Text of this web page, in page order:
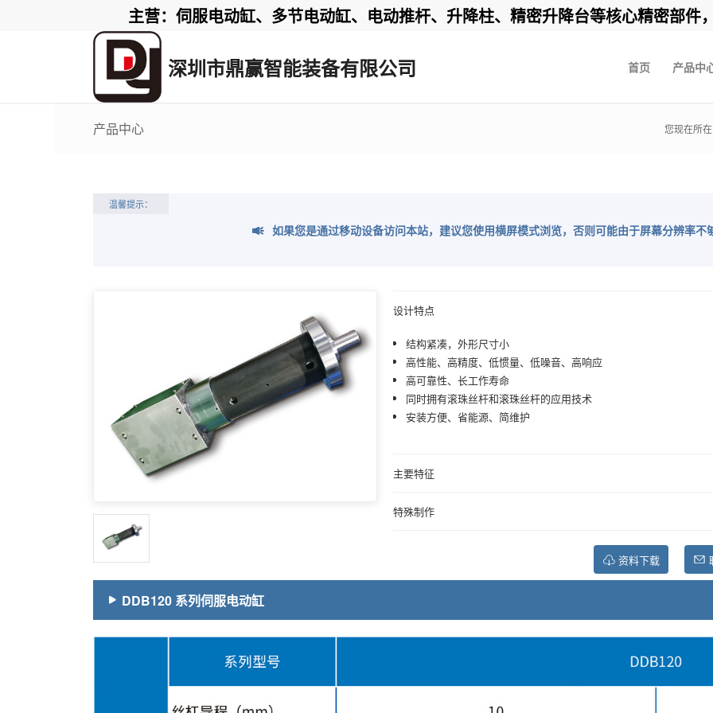
主营：伺服电动缸、多节电动缸、电动推杆、升降柱、精密升降台等核心精密部件
深圳市鼎赢智能装备有限公司 首页 产品中
产品中心 您现在所
温馨提示：
如果您是通过移动设备访问本站，建议您使用横屏模式浏览，否则可能由于屏幕分辨率不
设计特点
结构紧凑，外形尺寸小
高性能、高精度、低惯量、低噪音、高响应
高可靠性、长工作寿命
同时拥有滚珠丝杆和滚珠丝杆的应用技术
安装方便、省能源、简维护
主要特征
特殊制作
资料下载
DDB120 系列伺服电动缸